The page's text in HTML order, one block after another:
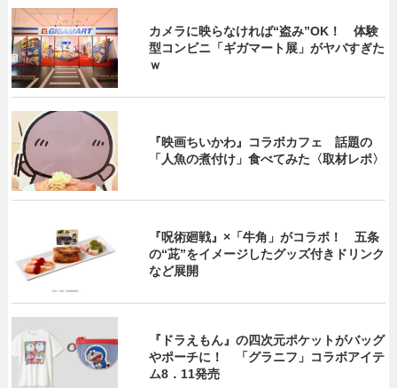
カメラに映らなければ“盗み”OK！ 体験
型コンビニ「ギガマート展」がヤバすぎた
ｗ
『映画ちいかわ』コラボカフェ 話題の
「人魚の煮付け」食べてみた〈取材レポ〉
『呪術廻戦』×「牛角」がコラボ！ 五条
の“茈”をイメージしたグッズ付きドリンク
など展開
『ドラえもん』の四次元ポケットがバッグ
やポーチに！ 「グラニフ」コラボアイテ
ム8．11発売